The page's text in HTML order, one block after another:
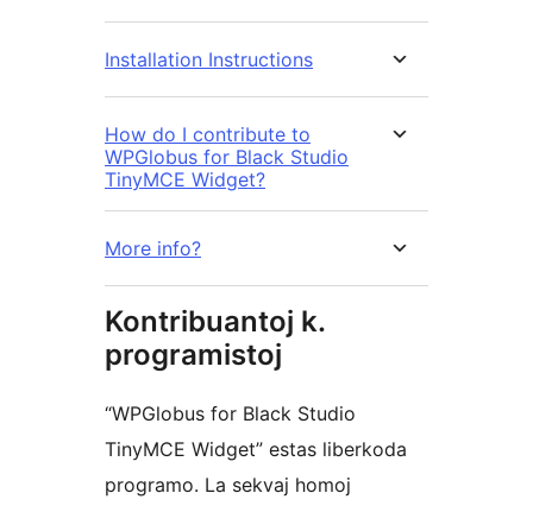
Installation Instructions
How do I contribute to
WPGlobus for Black Studio
TinyMCE Widget?
More info?
Kontribuantoj k.
programistoj
“WPGlobus for Black Studio
TinyMCE Widget” estas liberkoda
programo. La sekvaj homoj